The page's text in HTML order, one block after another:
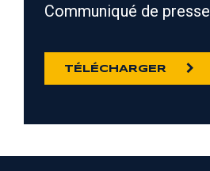
Communiqué de presse
TÉLÉCHARGER